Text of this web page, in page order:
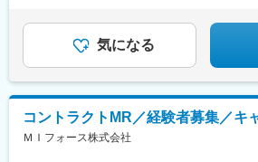
駅、西宮駅(ＪＲ線)、新大宮駅、南区役
九大病院前駅、新木屋瀬駅、スタジア
通駅、長野駅、丸の内駅(富山県)、呼続
気になる
コントラクトMR／経験者募集／キ
ＭＩフォース株式会社